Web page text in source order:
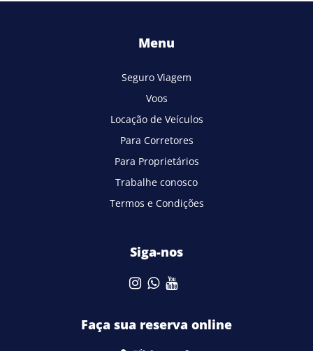
Menu
Seguro Viagem
Voos
Locação de Veículos
Para Corretores
Para Proprietários
Trabalhe conosco
Termos e Condições
Siga-nos
Faça sua reserva online